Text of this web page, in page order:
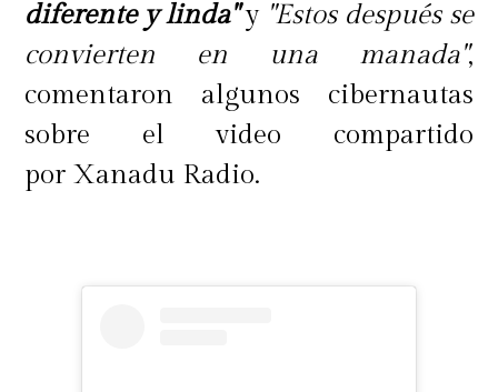
diferente y linda"y"Estos después se
convierten en una manada",
comentaron algunos cibernautas
sobre el video compartido
por Xanadu Radio.